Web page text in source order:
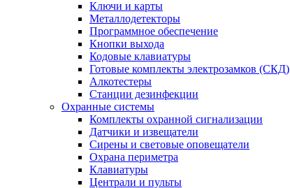
Ключи и карты
Металлодетекторы
Программное обеспечение
Кнопки выхода
Кодовые клавиатуры
Готовые комплекты электрозамков (СКД)
Алкотестеры
Станции дезинфекции
Охранные системы
Комплекты охранной сигнализации
Датчики и извещатели
Сирены и световые оповещатели
Охрана периметра
Клавиатуры
Централи и пульты